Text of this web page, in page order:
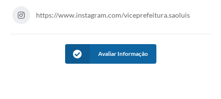
https://www.instagram.com/viceprefeitura.saoluis
Avaliar Informação